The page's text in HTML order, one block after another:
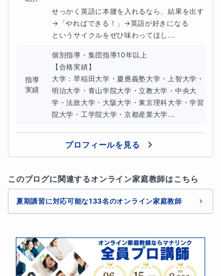
せっかく英語に本腰を入れるなら、結果を出す
→「やればできる！」→英語が好きになる
というサイクルをぜひ味わってほし...
指導
実績
個別指導・集団指導10年以上
【合格実績】
大学：早稲田大学・慶應義塾大学・上智大学・
明治大学・青山学院大学・立教大学・中央大
学・法政大学・大阪大学・東京理科大学・学習
院大学・工学院大学・京都産業大学...
プロフィールを見る
このブログに関連するオンライン家庭教師はこちら
夏期講習に対応可能な133名のオンライン家庭教師